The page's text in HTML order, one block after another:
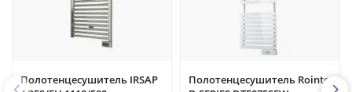
Полотенцесушитель IRSAP
Полотенцесушитель Rointe